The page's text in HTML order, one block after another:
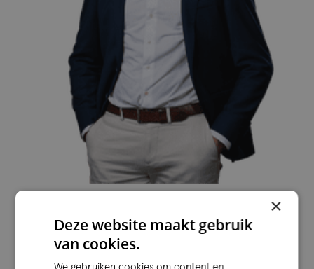
Joost van Lierop ×
Deze website maakt gebruik
van cookies.